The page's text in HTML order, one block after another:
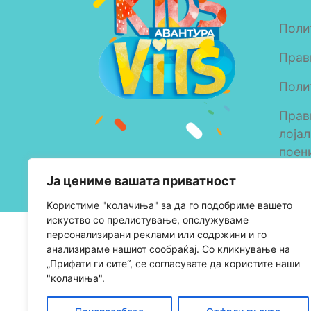
Ја цениме вашата приватност
Kористиме "колачиња" за да го подобриме вашето
искуство со прелистување, опслужуваме
персонализирани реклами или содржини и го
анализираме нашиот сообраќај. Со кликнување на
„Прифати ги сите“, се согласувате да користите наши
"колачиња".
Copyright © 2023 Alkaloid
AD Skopje